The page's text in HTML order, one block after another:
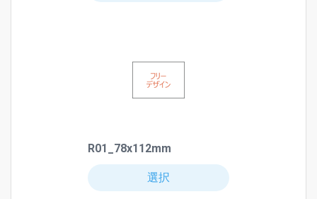
R01_78x112mm
選択